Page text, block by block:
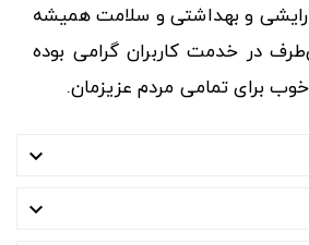
و بهداشتی و سلامت همیشه
در خدمت کاربران گرامی بوده
برای تمامی مردم عزیزمان.

